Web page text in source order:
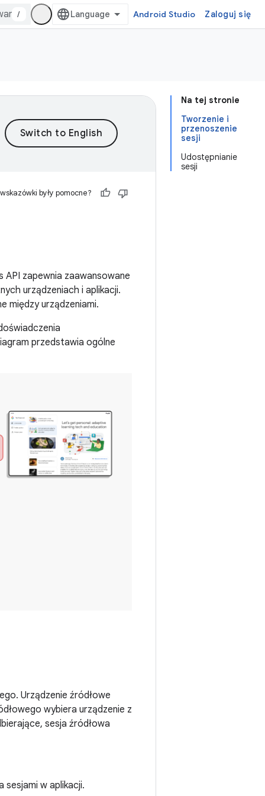
/ Android Studio Zaloguj się
Na tej stronie
Tworzenie i
przenoszenie
sesji
Udostępnianie
sesji
były pomocne?
API zapewnia zaawansowane
urządzeniach i aplikacji.
między urządzeniami.
przedstawia ogólne
Urządzenie źródłowe
wybiera urządzenie z
sesja źródłowa
w aplikacji.